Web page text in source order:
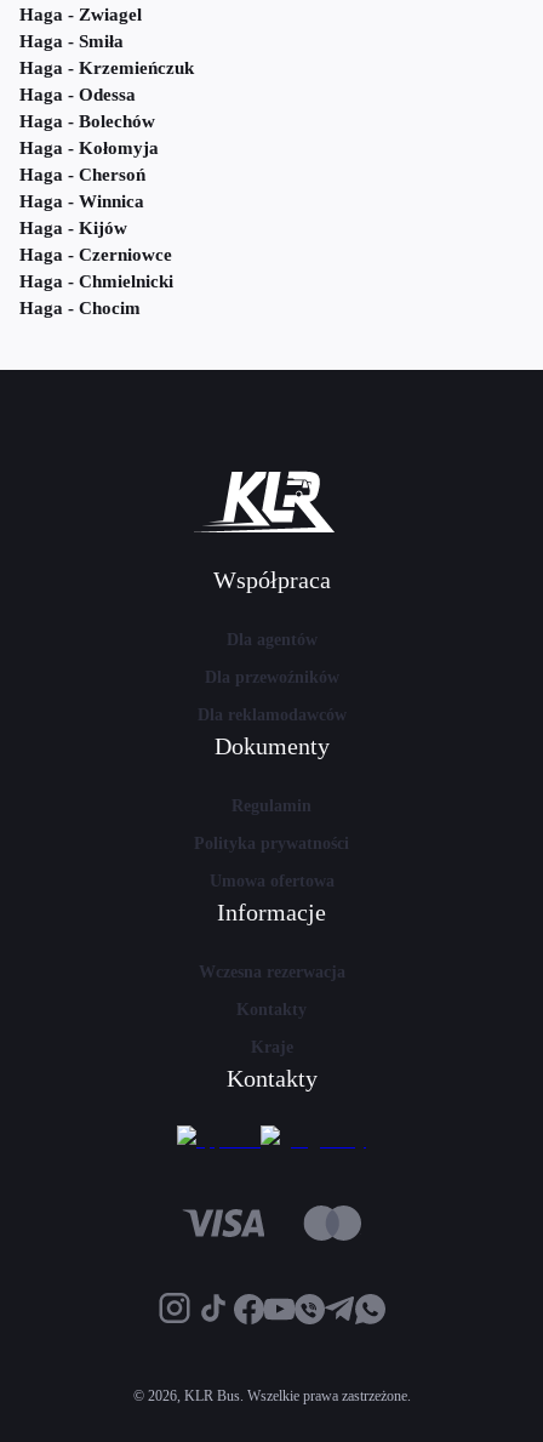
Haga - Zwiagel
Haga - Smiła
Haga - Krzemieńczuk
Haga - Odessa
Haga - Bolechów
Haga - Kołomyja
Haga - Chersoń
Haga - Winnica
Haga - Kijów
Haga - Czerniowce
Haga - Chmielnicki
Haga - Chocim
Współpraca
Dla agentów
Dla przewoźników
Dla reklamodawców
Dokumenty
Regulamin
Polityka prywatności
Umowa ofertowa
Informacje
Wczesna rezerwacja
Kontakty
Kraje
Kontakty
© 2026, KLR Bus. Wszelkie prawa zastrzeżone.